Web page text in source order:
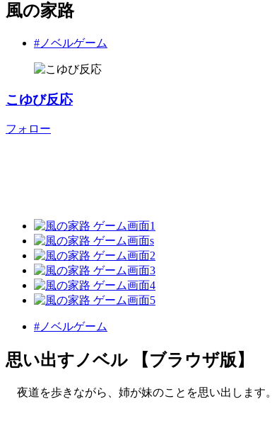
風の家路
#ノベルゲーム
こゆび反応
フォロー
#ノベルゲーム
思い出すノベル 【ブラウザ版】
夜道を歩きながら、姉が妹のことを思い出します。